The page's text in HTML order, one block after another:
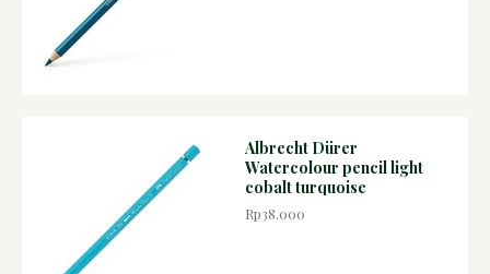
Albrecht Dürer
Watercolour pencil light
cobalt turquoise
Rp38.000